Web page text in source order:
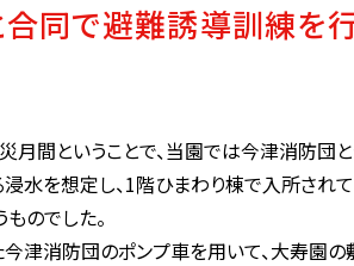
同で避難誘導訓練を行
災月間ということで、当園では今津消防
水を想定し、1階ひまわり棟で入所され
のでした。
津消防団のポンプ車を用いて、大寿園